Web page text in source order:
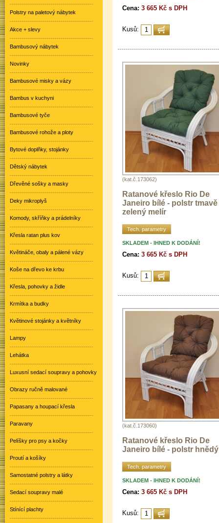
Cena: 3 665 Kč s DPH
Kusů:
(kat.č.173062)
Ratanové křeslo Rio De
Janeiro bílé - polstr tmavě
zelený melír
Tech. parametry
SKLADEM - IHNED K DODÁNÍ!
Cena: 3 665 Kč s DPH
Kusů:
(kat.č.173060)
Ratanové křeslo Rio De
Janeiro bílé - polstr
Tech. parametry
SKLADEM - IHNED K DODÁNÍ!
Cena: 3 665 Kč s DPH
Kusů:
Polstry na paletový nábytek
Akce + slevy
Bambusový nábytek
Novinky
Bambusové misky a vázy
Bambus v kuchyni
Bambusové tyče
Bambusové rohože a ploty
Bytové doplňky, stojánky
Dětský nábytek
Dřevěné sošky a masky
Deky mikroplyš
Komody, skříňky a prádelníky
Křesla ratan plus kov
Květináče, obaly a pálené vázy
Koše na dřevo ke krbu
Křesla, pohovky a židle
Krmítka a budky
Květinové stojánky a květníky
Lampy
Lehátka
Luxusní sedací soupravy a pohovky
Obrazy ručně malované
Papasany a houpací křesla
Paravany
Pelíšky pro psy a kočky
Proutí a košíky
Samostatné polstry a látky
Sedací soupravy malé
Stínící plachty